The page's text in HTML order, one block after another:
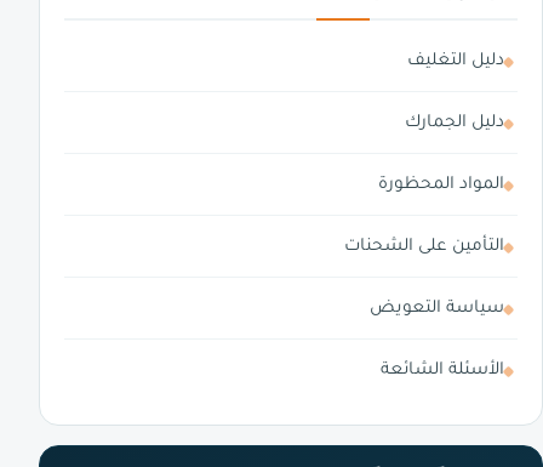
دليل التغليف
دليل الجمارك
المواد المحظورة
التأمين على الشحنات
سياسة التعويض
الأسئلة الشائعة